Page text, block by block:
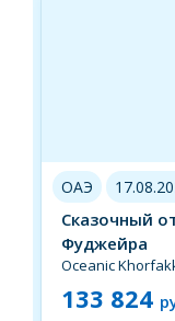
ОАЭ
Сказочный
Фуджейра
Oceanic
133 824